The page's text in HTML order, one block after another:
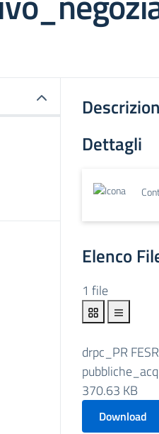
Dettagli
Elenco
1 file
drpc_PR
370.63 KB
Download